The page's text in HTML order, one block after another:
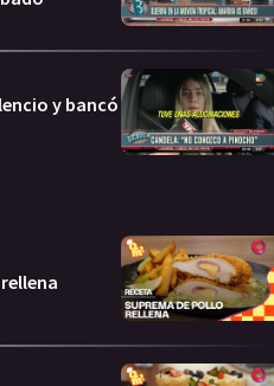
y bancó